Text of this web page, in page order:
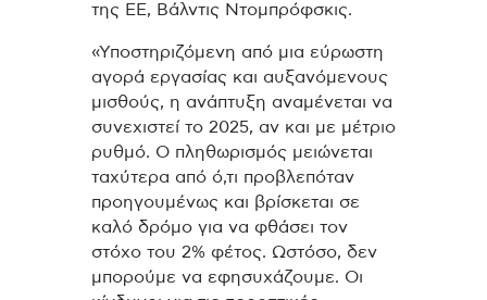
της ΕΕ, Βάλντις Ντομπρόφσκις.
«Υποστηριζόμενη από μια εύρωστη
αγορά εργασίας και αυξανόμενους
μισθούς, η ανάπτυξη αναμένεται να
συνεχιστεί το 2025, αν και με μέτριο
ρυθμό. Ο πληθωρισμός μειώνεται
ταχύτερα από ό,τι προβλεπόταν
προηγουμένως και βρίσκεται σε
καλό δρόμο για να φθάσει τον
στόχο του 2% φέτος. Ωστόσο, δεν
μπορούμε να εφησυχάζουμε. Οι